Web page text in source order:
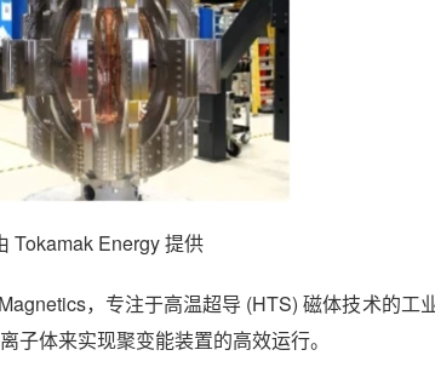
Tokamak Energy 提供
，专注于高温超导 (HTS) 磁体技术的工
子体来实现聚变能装置的高效运行。